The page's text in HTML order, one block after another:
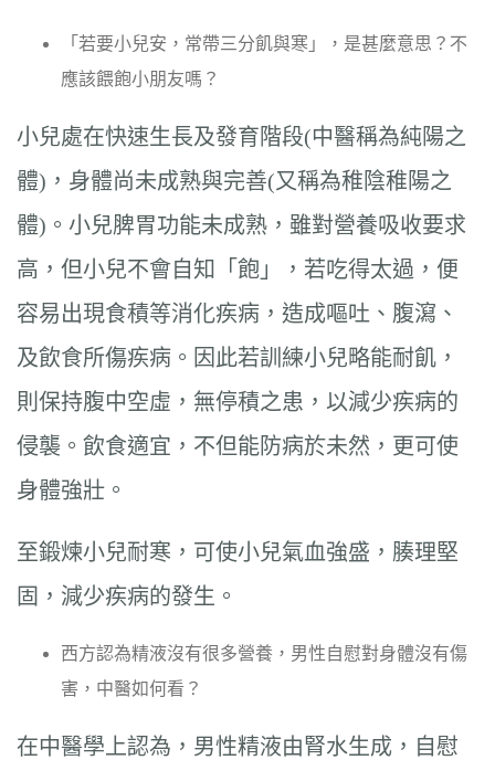
「若要小兒安，常帶三分飢與寒」，是甚麼意思？不
應該餵飽小朋友嗎？
小兒處在快速生長及發育階段(中醫稱為純陽之
體)，身體尚未成熟與完善(又稱為稚陰稚陽之
體)。小兒脾胃功能未成熟，雖對營養吸收要求
高，但小兒不會自知「飽」，若吃得太過，便
容易出現食積等消化疾病，造成嘔吐、腹瀉、
及飲食所傷疾病。因此若訓練小兒略能耐飢，
則保持腹中空虛，無停積之患，以減少疾病的
侵襲。飲食適宜，不但能防病於未然，更可使
身體強壯。
至鍛煉小兒耐寒，可使小兒氣血強盛，腠理堅
固，減少疾病的發生。
西方認為精液沒有很多營養，男性自慰對身體沒有傷
害，中醫如何看？
在中醫學上認為，男性精液由腎水生成，自慰